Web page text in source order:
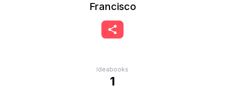
Francisco
Ideabooks
1